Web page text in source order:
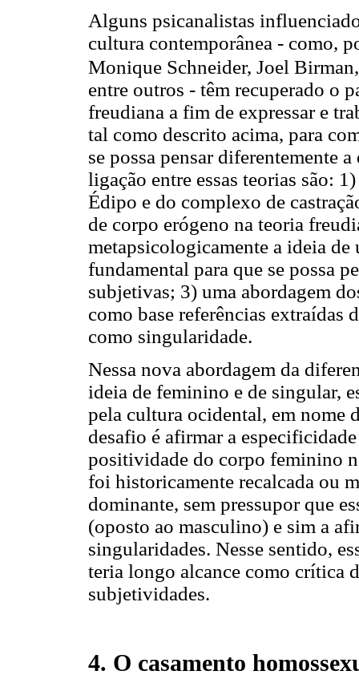
Alguns psicanalistas
cultura contemporânea - como,
Monique Schneider, Joel
entre outros - têm recuperado o
freudiana a fim de expressar e
tal como descrito acima, para
se possa pensar diferentemente
ligação entre essas teorias são:
Édipo e do complexo de
de corpo erógeno na teoria
metapsicologicamente a ideia
fundamental para que se possa
subjetivas; 3) uma abordagem
como base referências extraídas
como singularidade.
Nessa nova abordagem da
ideia de feminino e de singular,
pela cultura ocidental, em nome
desafio é afirmar a
positividade do corpo feminino
foi historicamente recalcada ou
dominante, sem pressupor que
(oposto ao masculino) e sim a
singularidades. Nesse sentido,
teria longo alcance como crítica
subjetividades.
4. O casamento